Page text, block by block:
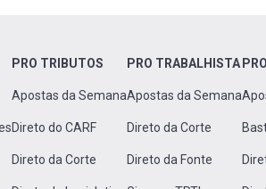
PRO TRIBUTOS
Apostas da Semana
Direto do CARF
Direto da Corte
PRO TRABALHISTA
Apostas da Semana
Direto da Corte
Direto da Fonte